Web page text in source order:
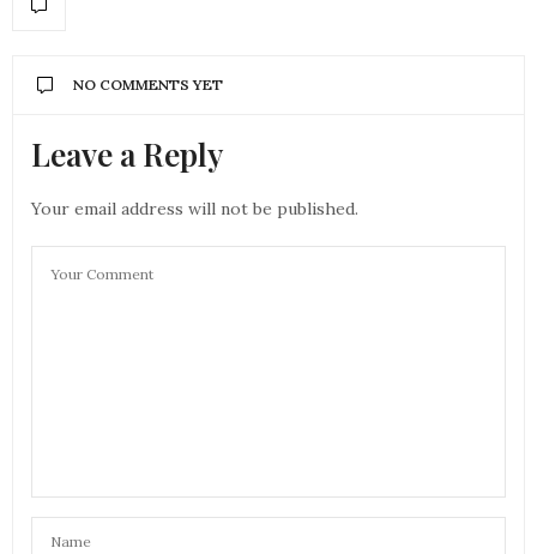
NO COMMENTS YET
Leave a Reply
Your email address will not be published.